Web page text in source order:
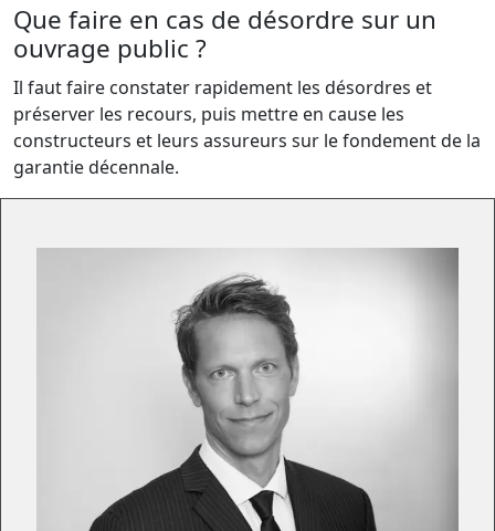
Que faire en cas de désordre sur un
ouvrage public ?
Il faut faire constater rapidement les désordres et
préserver les recours, puis mettre en cause les
constructeurs et leurs assureurs sur le fondement de la
garantie décennale.